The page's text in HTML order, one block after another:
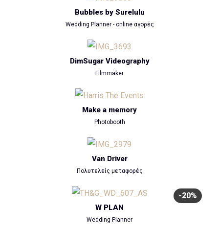
Bubbles by Surelulu
Wedding Planner - online αγορές
DimSugar Videography
Filmmaker
Make a memory
Photobooth
Van Driver
Πολυτελείς μεταφορές
-20%
W PLAN
Wedding Planner